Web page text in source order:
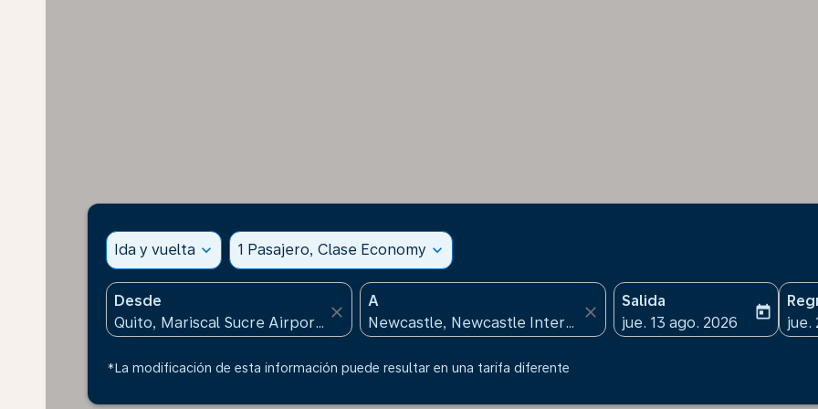
Ida y vuelta expand_more 1 Pasajero, Clase Economy expand_more
Desde
close
A
close
Salida
fc-booking-departure-
jue. 13 ago. 2026
today
fc-
jue.
*La modificación de esta información puede resultar en una tarifa diferente